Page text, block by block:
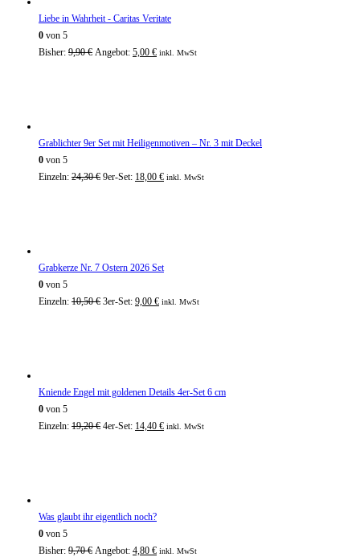
Liebe in Wahrheit - Caritas Veritate
0 von 5
Bisher: 9,90€ Angebot: 5,00 € inkl. MwSt
Grablichter 9er Set mit Heiligenmotiven – Nr. 3 mit Deckel
0 von 5
Einzeln: 24,30€ 9er-Set: 18,00 € inkl. MwSt
Grabkerze Nr. 7 Ostern 2026 Set
0 von 5
Einzeln: 10,50€ 3er-Set: 9,00 € inkl. MwSt
Kniende Engel mit goldenen Details 4er-Set 6 cm
0 von 5
Einzeln: 19,20€ 4er-Set: 14,40 € inkl. MwSt
Was glaubt ihr eigentlich noch?
0 von 5
Bisher: 9,70€ Angebot: 4,80 € inkl. MwSt